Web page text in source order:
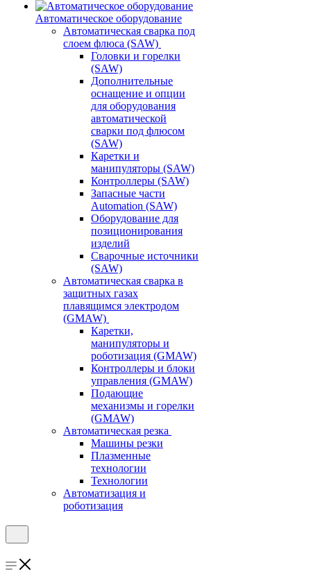
Автоматическое оборудование
Автоматическая сварка под
слоем флюса (SAW)
Головки и горелки
(SAW)
Дополнительные
оснащение и опции
для оборудования
автоматической
сварки под флюсом
(SAW)
Каретки и
манипуляторы (SAW)
Контроллеры (SAW)
Запасные части
Automation (SAW)
Оборудование для
позиционирования
изделий
Сварочные источники
(SAW)
Автоматическая сварка в
защитных газах
плавящимся электродом
(GMAW)
Каретки,
манипуляторы и
роботизация (GMAW)
Контроллеры и блоки
управления (GMAW)
Подающие
механизмы и горелки
(GMAW)
Автоматическая резка
Машины резки
Плазменные
технологии
Технологии
Автоматизация и
роботизация